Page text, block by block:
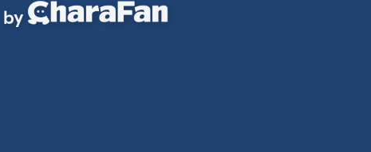
by